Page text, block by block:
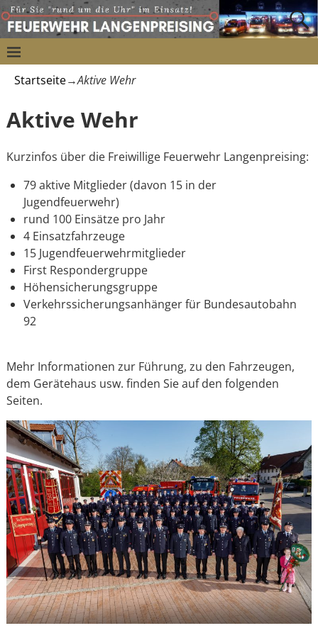
Startseite→Aktive Wehr
Aktive Wehr
Kurzinfos über die Freiwillige Feuerwehr Langenpreising:
79 aktive Mitglieder (davon 15 in der
Jugendfeuerwehr)
rund 100 Einsätze pro Jahr
4 Einsatzfahrzeuge
15 Jugendfeuerwehrmitglieder
First Respondergruppe
Höhensicherungsgruppe
Verkehrssicherungsanhänger für Bundesautobahn
92
Mehr Informationen zur Führung, zu den Fahrzeugen,
dem Gerätehaus usw. finden Sie auf den folgenden
Seiten.